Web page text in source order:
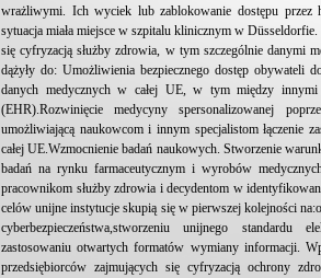
wrażliwymi. Ich wyciek lub zablokowanie dostępu przez
sytuacja miała miejsce w szpitalu klinicznym w
się cyfryzacją służby zdrowia, w tym szczególnie danymi
dążyły do: Umożliwienia bezpiecznego dostęp
danych medycznych w całej UE, w tym między
(EHR).Rozwinięcie medycyny spersonalizowanej
umożliwiającą naukowcom i innym specjalistom łączenie
całej UE.Wzmocnienie badań naukowych. Stworzenie
badań na rynku farmaceutycznym i wyrobów
pracownikom służby zdrowia i decydentom w
celów unijne instytucje skupią się w pierwszej kolejności
cyberbezpieczeństwa,stworzeniu unijnego standardu
zastosowaniu otwartych formatów wymiany informacji.
przedsiębiorców zajmujących się cyfryzacją ochrony